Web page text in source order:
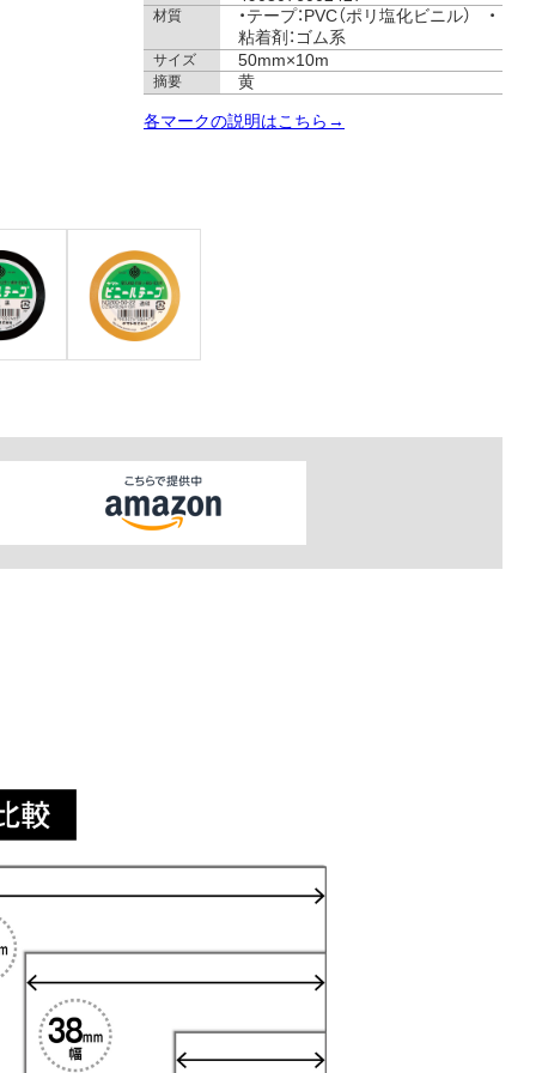
材質
・テープ：PVC（ポリ塩化ビニル） ・
粘着剤：ゴム系
サイズ 50mm×10m
摘要 黄
各マークの説明はこちら→